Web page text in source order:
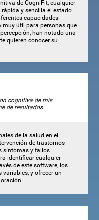
de CogniFit, cualquier
y sencilla el estado
capacidades
muy útil para personas que
han notado una
quieren conocer su
cognitiva de mis
de resultados
de la salud en el
de trastornos
síntomas y fallos
identificar cualquier
de este software, los
y ofrecer un